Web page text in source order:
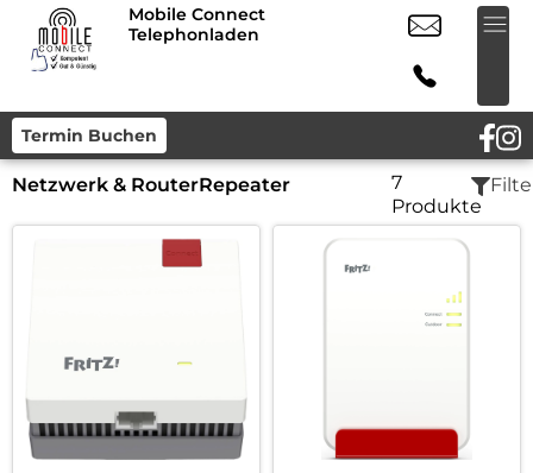
Mobile Connect
Telephonladen
Termin Buchen
Netzwerk & RouterRepeater
7
Produkte